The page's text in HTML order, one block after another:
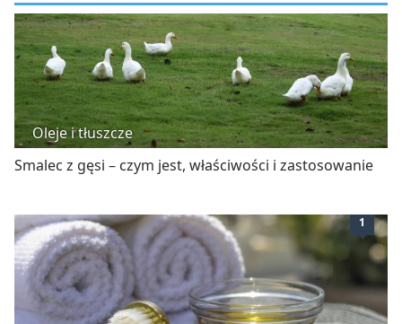
Oleje i tłuszcze
Smalec z gęsi – czym jest, właściwości i zastosowanie
1